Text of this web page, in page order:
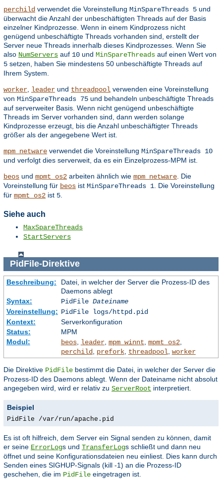
perchild verwendet die Voreinstellung MinSpareThreads 5 und
überwacht die Anzahl der unbeschäftigten Threads auf der Basis
einzelner Kindprozesse. Wenn in einem Kindprozess nicht
genügend unbeschäftigte Threads vorhanden sind, erstellt der
Server neue Threads innerhalb dieses Kindprozesses. Wenn Sie
also NumServers auf 10 und MinSpareThreads auf einen Wert von
5 setzen, haben Sie mindestens 50 unbeschäftigte Threads auf
Ihrem System.
worker leader und threadpool verwenden eine Voreinstellung
von MinSpareThreads 75 und behandeln unbeschäftigte Threads
auf serverweiter Basis. Wenn nicht genügend unbeschäftigte
Threads im Server vorhanden sind, dann werden solange
Kindprozesse erzeugt, bis die Anzahl unbeschäftigter Threads
größer als der angegebene Wert ist.
mpm_netware verwendet die Voreinstellung MinSpareThreads 10
und verfolgt dies serverweit, da es ein Einzelprozess-MPM ist.
beos und mpmt_os2 arbeiten ähnlich wie mpm_netware . Die
Voreinstellung für beos ist MinSpareThreads 1 . Die Voreinstellung
für mpmt_os2 ist 5
Siehe auch
MaxSpareThreads
StartServers
PidFile-Direktive
Beschreibung:
Datei, in welcher der Server die Prozess-ID des
Daemons ablegt
Syntax:
PidFile Dateiname
Voreinstellung: PidFile logs/httpd.pid
Kontext:
Serverkonfiguration
Status:
MPM
Modul:
beos, leader, mpm_winnt mpmt_os2,
perchild, prefork, threadpool worker
Die Direktive PidFile bestimmt die Datei, in welcher der Server die
Prozess-ID des Daemons ablegt. Wenn der Dateiname nicht absolut
angegeben wird, wird er relativ zu ServerRoot interpretiert.
Beispiel
PidFile /var/run/apache.pid
Es ist oft hilfreich, dem Server ein Signal senden zu können, damit
er seine ErrorLogs und TransferLogs schließt und dann neu
öffnet und seine Konfigurationsdateien neu einliest. Dies kann durch
Senden eines SIGHUP-Signals (kill -1) an die Prozess-ID
geschehen, die im PidFile eingetragen ist.